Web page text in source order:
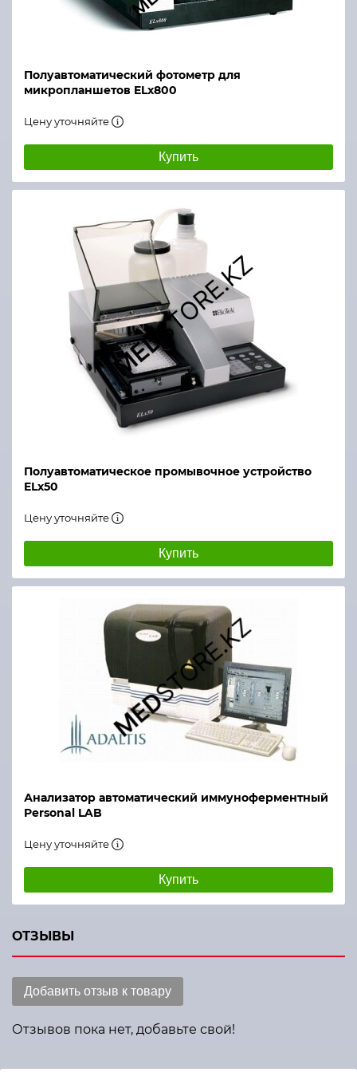
Полуавтоматический фотометр для
микропланшетов ELx800
Цену уточняйте
Купить
Полуавтоматическое промывочное устройство
ELx50
Цену уточняйте
Купить
Анализатор автоматический иммуноферментный
Personal LAB
Цену уточняйте
Купить
ОТЗЫВЫ
Добавить отзыв к товару
Отзывов пока нет, добавьте свой!